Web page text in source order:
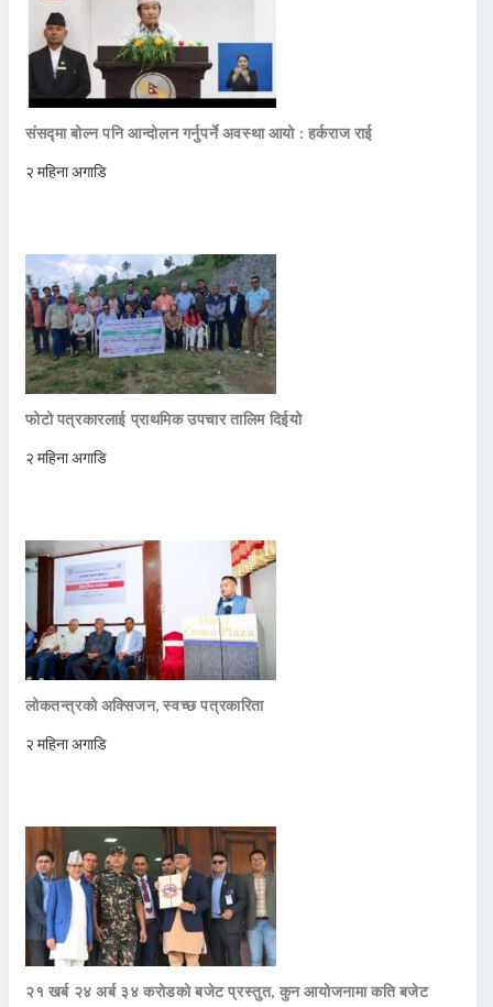
संसद्मा बोल्न पनि आन्दोलन गर्नुपर्ने अवस्था आयो : हर्कराज राई
२ महिना अगाडि
फोटो पत्रकारलाई प्राथमिक उपचार तालिम दिईयो
२ महिना अगाडि
लोकतन्त्रको अक्सिजन, स्वच्छ पत्रकारिता
२ महिना अगाडि
२१ खर्ब २४ अर्ब ३४ करोडको बजेट प्रस्तुत, कुन आयोजनामा कति बजेट